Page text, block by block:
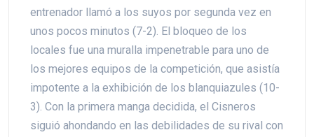
entrenador llamó a los suyos por segunda vez en
unos pocos minutos (7-2). El bloqueo de los
locales fue una muralla impenetrable para uno de
los mejores equipos de la competición, que asistía
impotente a la exhibición de los blanquiazules (10-
3). Con la primera manga decidida, el Cisneros
siguió ahondando en las debilidades de su rival con